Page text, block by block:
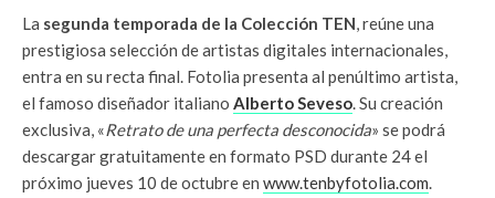
La segunda temporada de la Colección TEN, reúne una
prestigiosa selección de artistas digitales internacionales,
entra en su recta final. Fotolia presenta al penúltimo artista,
el famoso diseñador italiano Alberto Seveso. Su creación
exclusiva, «Retrato de una perfecta desconocida» se podrá
descargar gratuitamente en formato PSD durante 24 el
próximo jueves 10 de octubre en www.tenbyfotolia.com.